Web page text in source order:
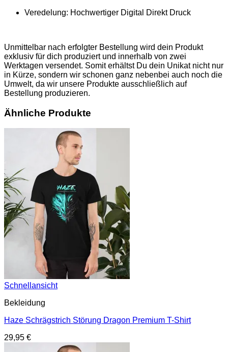
Veredelung: Hochwertiger Digital Direkt Druck
Unmittelbar nach erfolgter Bestellung wird dein Produkt
exklusiv für dich produziert und innerhalb von zwei
Werktagen versendet. Somit erhältst Du dein Unikat nicht nur
in Kürze, sondern wir schonen ganz nebenbei auch noch die
Umwelt, da wir unsere Produkte ausschließlich auf
Bestellung produzieren.
Ähnliche Produkte
Schnellansicht
Bekleidung
Haze Schrägstrich Störung Dragon Premium T-Shirt
29,95 €